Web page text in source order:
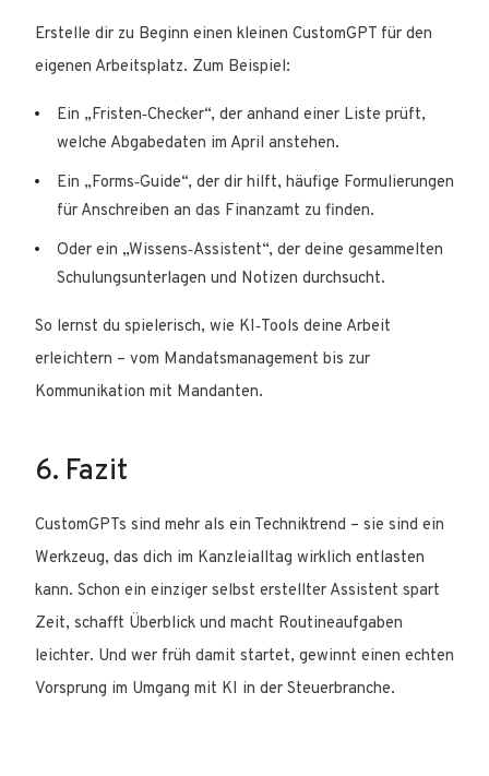
Erstelle dir zu Beginn einen kleinen CustomGPT für den
eigenen Arbeitsplatz. Zum Beispiel:
Ein „Fristen‑Checker“, der anhand einer Liste prüft,
welche Abgabedaten im April anstehen.
Ein „Forms‑Guide“, der dir hilft, häufige Formulierungen
für Anschreiben an das Finanzamt zu finden.
Oder ein „Wissens‑Assistent“, der deine gesammelten
Schulungsunterlagen und Notizen durchsucht.
So lernst du spielerisch, wie KI‑Tools deine Arbeit
erleichtern – vom Mandatsmanagement bis zur
Kommunikation mit Mandanten.
6. Fazit
CustomGPTs sind mehr als ein Techniktrend – sie sind ein
Werkzeug, das dich im Kanzleialltag wirklich entlasten
kann. Schon ein einziger selbst erstellter Assistent spart
Zeit, schafft Überblick und macht Routineaufgaben
leichter. Und wer früh damit startet, gewinnt einen echten
Vorsprung im Umgang mit KI in der Steuerbranche.